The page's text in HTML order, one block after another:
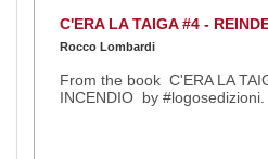
C'ERA LA TAIGA #4 -
Rocco Lombardi
From the book C'ERA LA
INCENDIO by #logosedizioni.